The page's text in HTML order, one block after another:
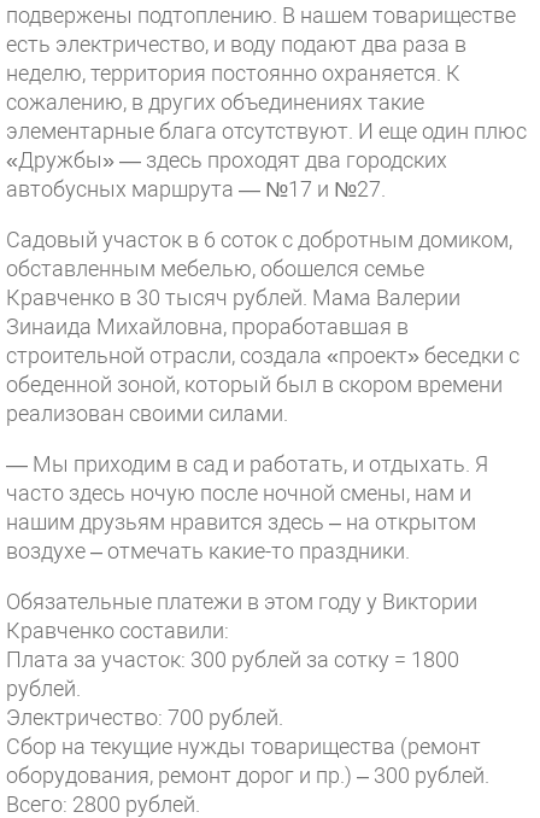
подвержены подтоплению. В нашем товариществе
есть электричество, и воду подают два раза в
неделю, территория постоянно охраняется. К
сожалению, в других объединениях такие
элементарные блага отсутствуют. И еще один плюс
«Дружбы» — здесь проходят два городских
автобусных маршрута — №17 и №27.
Садовый участок в 6 соток с добротным домиком,
обставленным мебелью, обошелся семье
Кравченко в 30 тысяч рублей. Мама Валерии
Зинаида Михайловна, проработавшая в
строительной отрасли, создала «проект» беседки с
обеденной зоной, который был в скором времени
реализован своими силами.
— Мы приходим в сад и работать, и отдыхать. Я
часто здесь ночую после ночной смены, нам и
нашим друзьям нравится здесь – на открытом
воздухе – отмечать какие-то праздники.
Обязательные платежи в этом году у Виктории
Кравченко составили:
Плата за участок: 300 рублей за сотку = 1800
рублей.
Электричество: 700 рублей.
Сбор на текущие нужды товарищества (ремонт
оборудования, ремонт дорог и пр.) – 300 рублей.
Всего: 2800 рублей.